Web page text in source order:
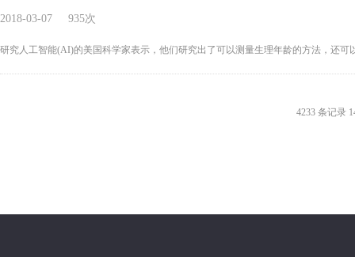
2018-03-07 935次
研究人工智能(AI)的美国科学家表示，他们研究出了可以测量生理年龄的方法，还可
4233 条记录